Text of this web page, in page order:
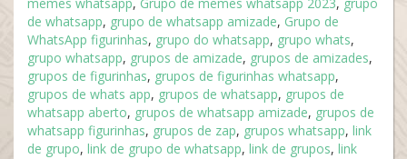
de whatsapp, grupo de whatsapp amizade, Grupo de
WhatsApp figurinhas, grupo do whatsapp, grupo whats,
grupo whatsapp, grupos de amizade, grupos de amizades,
grupos de figurinhas, grupos de figurinhas whatsapp,
grupos de whats app, grupos de whatsapp, grupos de
whatsapp aberto, grupos de whatsapp amizade, grupos de
whatsapp figurinhas, grupos de zap, grupos whatsapp, link
de grupo, link de grupo de whatsapp, link de grupos, link